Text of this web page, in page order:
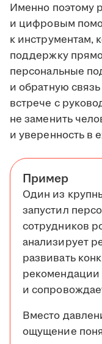
Именно поэтому
и цифровым
к инструментам,
поддержку
персональные
и обратную
встрече с
не заменить
и уверенность в
Пример
Один из
запустил
сотрудников
анализирует
развивать
рекомендации
и
Вместо
ощущение